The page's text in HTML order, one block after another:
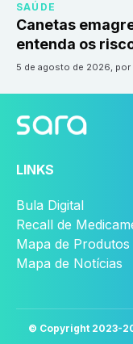
SAÚDE
Canetas
entenda os
5 de agosto de 2026, por
LINKS
Bula Digital
Recall de
Mapa de Produtos
Mapa de Notícias
© Copyright 2023-